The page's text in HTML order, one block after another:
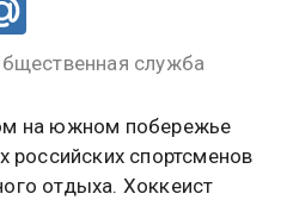
служба
на южном побережье
российских спортсменов
отдыха. Хоккеист